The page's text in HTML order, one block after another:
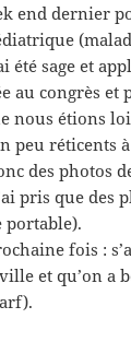
end dernier
été sage et
au congrès et
nous étions
peu réticents
des photos
pris que des
portable).
fois :
et qu’on a